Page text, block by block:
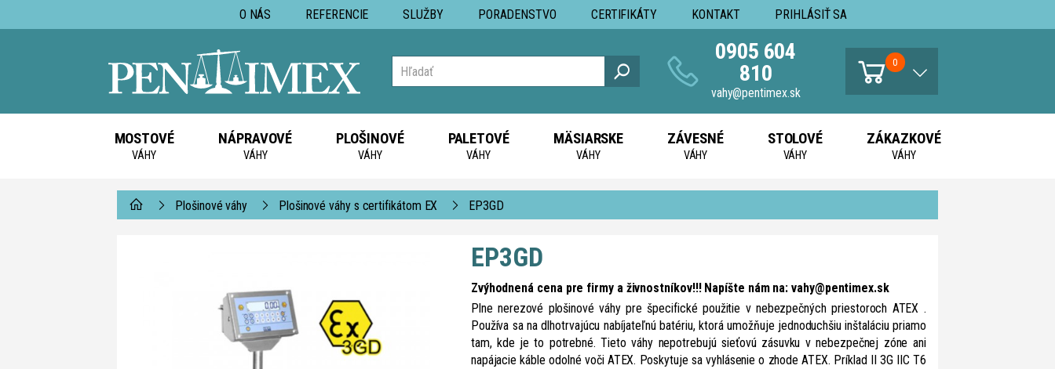
O NÁS REFERENCIE SLUŽBY PORADENSTVO CERTIFIKÁTY KONTAKT PRIHLÁSIŤ SA
0905 604
810
vahy@pentimex.sk
0
MOSTOVÉ
VÁHY
NÁPRAVOVÉ
VÁHY
PLOŠINOVÉ
VÁHY
PALETOVÉ
VÁHY
MÄSIARSKE
VÁHY
ZÁVESNÉ
VÁHY
STOLOVÉ
VÁHY
ZÁKAZKOVÉ
VÁHY
Plošinové váhy Plošinové váhy s certifikátom EX EP3GD
EP3GD
Zvýhodnená cena pre firmy a živnostníkov!!! Napíšte nám na: vahy@pentimex.sk
Plne nerezové plošinové váhy pre špecifické použitie v nebezpečných priestoroch ATEX .
Používa sa na dlhotrvajúcu nabíjateľnú batériu, ktorá umožňuje jednoduchšiu inštaláciu priamo
tam, kde je to potrebné. Tieto váhy nepotrebujú sieťovú zásuvku v nebezpečnej zóne ani
napájacie káble odolné voči ATEX. Poskytuje sa vyhlásenie o zhode ATEX. Príklad II 3G IIC T6